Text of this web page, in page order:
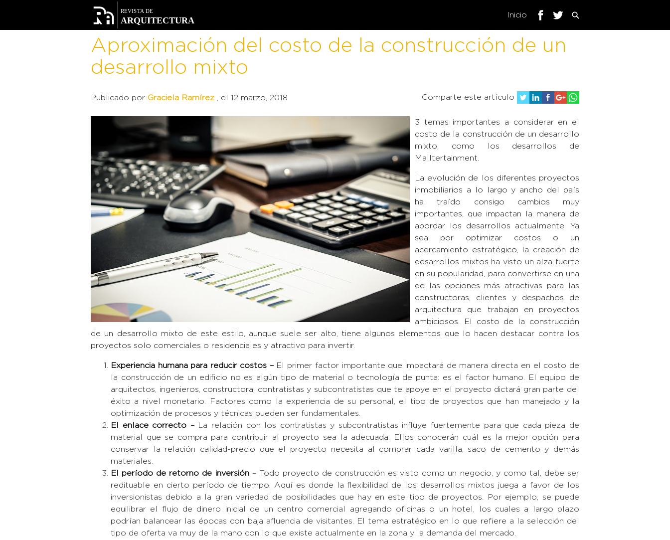
Inicio
Aproximación del costo de la construcción de un
desarrollo mixto
Publicado por Graciela Ramírez , el 12 marzo, 2018 Comparte este artículo
3 temas importantes a considerar en el
costo de la construcción de un desarrollo
mixto, como los desarrollos de
Malltertainment.
La evolución de los diferentes proyectos
inmobiliarios a lo largo y ancho del país
ha traído consigo cambios muy
importantes, que impactan la manera de
abordar los desarrollos actualmente. Ya
sea por optimizar costos o un
acercamiento estratégico, la creación de
desarrollos mixtos ha visto un alza fuerte
en su popularidad, para convertirse en una
de las opciones más atractivas para las
constructoras, clientes y despachos de
arquitectura que trabajan en proyectos
ambiciosos. El costo de la construcción
de un desarrollo mixto de este estilo, aunque suele ser alto, tiene algunos elementos que lo hacen destacar contra los
proyectos solo comerciales o residenciales y atractivo para invertir.
Experiencia humana para reducir costos – El primer factor importante que impactará de manera directa en el costo de
la construcción de un edificio no es algún tipo de material o tecnología de punta: es el factor humano. El equipo de
arquitectos, ingenieros, constructora, contratistas y subcontratistas que te apoye en el proyecto dictará gran parte del
éxito a nivel monetario. Factores como la experiencia de su personal, el tipo de proyectos que han manejado y la
optimización de procesos y técnicas pueden ser fundamentales.
El enlace correcto –
La relación con los contratistas y subcontratistas influye fuertemente para que cada pieza de
material que se compra para contribuir al proyecto sea la adecuada. Ellos conocerán cuál es la mejor opción para
conservar la relación calidad-precio que el proyecto necesita al comprar cada varilla, saco de cemento y demás
materiales.
El período de retorno de inversión– Todo proyecto de construcción es visto como un negocio, y como tal, debe ser
redituable en cierto período de tiempo. Aquí es donde la flexibilidad de los desarrollos mixtos juega a favor de los
inversionistas debido a la gran variedad de posibilidades que hay en este tipo de proyectos. Por ejemplo, se puede
equilibrar el flujo de dinero inicial de un centro comercial agregando oficinas o un hotel, los cuales a largo plazo
podrían balancear las épocas con baja afluencia de visitantes. El tema estratégico en lo que refiere a la selección del
tipo de oferta va muy de la mano con lo que existe actualmente en la zona y la demanda del mercado.